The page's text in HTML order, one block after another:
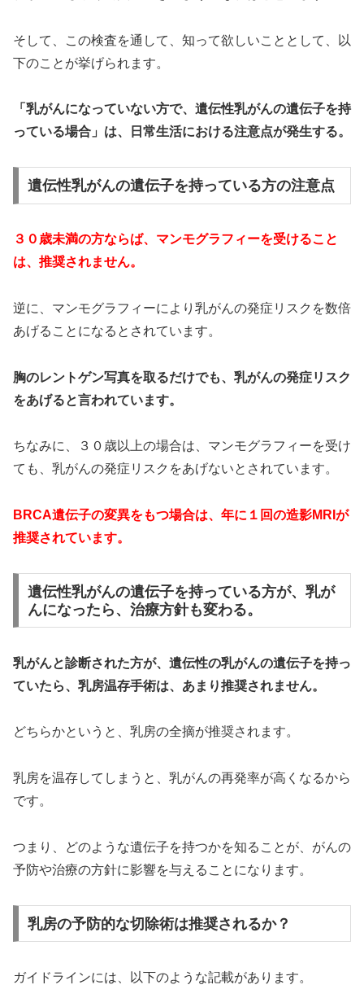
そして、この検査を通して、知って欲しいこととして、以
下のことが挙げられます。
「乳がんになっていない方で、遺伝性乳がんの遺伝子を持
っている場合」は、日常生活における注意点が発生する。
遺伝性乳がんの遺伝子を持っている方の注意点
３０歳未満の方ならば、マンモグラフィーを受けること
は、推奨されません。
逆に、マンモグラフィーにより乳がんの発症リスクを数倍
あげることになるとされています。
胸のレントゲン写真を取るだけでも、乳がんの発症リスク
をあげると言われています。
ちなみに、３０歳以上の場合は、マンモグラフィーを受け
ても、乳がんの発症リスクをあげないとされています。
BRCA遺伝子の変異をもつ場合は、年に１回の造影MRIが
推奨されています。
遺伝性乳がんの遺伝子を持っている方が、乳が
んになったら、治療方針も変わる。
乳がんと診断された方が、遺伝性の乳がんの遺伝子を持っ
ていたら、 乳房温存手術は、あまり推奨されません。
どちらかというと、乳房の全摘が推奨されます。
乳房を温存してしまうと、乳がんの再発率が高くなるから
です。
つまり、どのような遺伝子を持つかを知ることが、がんの
予防や治療の方針に影響を与えることになります。
乳房の予防的な切除術は推奨されるか？
ガイドラインには、以下のような記載があります。